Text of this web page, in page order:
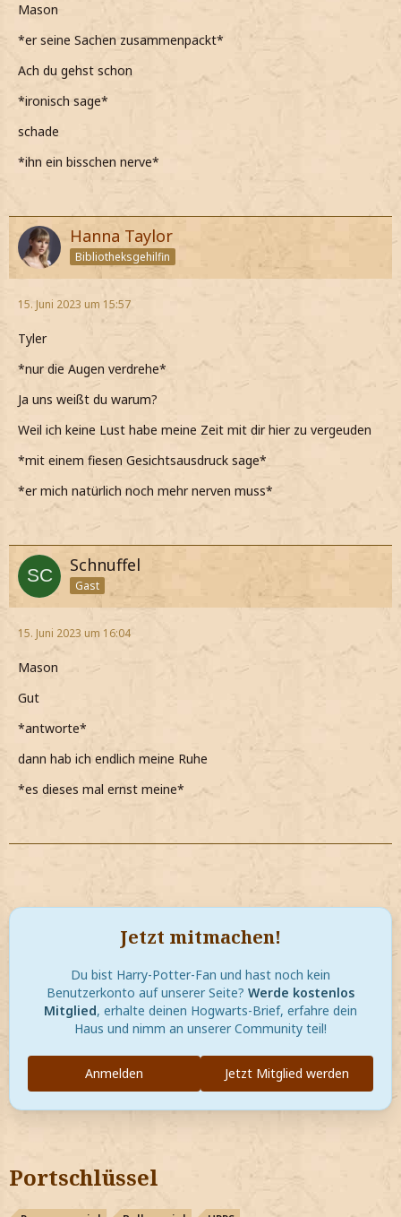
*Erstaunt zugebe*
*Mir diese Option tatsächlich noch nicht in den Sinn
gekommen ist*
Was.. würde das genau für uns heißen?
*Vorsichtig nachfrage*
*Besser erst klären sollten, was wir unter "offener
Beziehung" verstehen, bevor mich entscheide*
wollen würde*
*Andererseits wirklich gerne mit ihm zusammen wäre*
*Das ganze zwischen uns echt verstrickt ist*
Mason
*er seine Sachen zusammenpackt*
Ach du gehst schon
*ironisch sage*
schade
*ihn ein bisschen nerve*
Hanna Taylor
Bibliotheksgehilfin
15. Juni 2023 um 15:57
Tyler
*nur die Augen verdrehe*
Ja uns weißt du warum?
Weil ich keine Lust habe meine Zeit mit dir hier zu vergeuden
*mit einem fiesen Gesichtsausdruck sage*
*er mich natürlich noch mehr nerven muss*
Schnuffel
Gast
15. Juni 2023 um 16:04
Mason
Gut
*antworte*
dann hab ich endlich meine Ruhe
*es dieses mal ernst meine*
Jetzt mitmachen!
Du bist Harry-Potter-Fan und hast noch kein
Benutzerkonto auf unserer Seite? Werde kostenlos
Mitglied, erhalte deinen Hogwarts-Brief, erfahre dein
Haus und nimm an unserer Community teil!
Jetzt Mitglied werden
Anmelden
Portschlüssel